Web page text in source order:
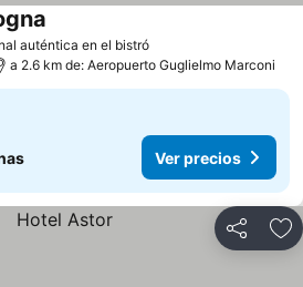
auténtica en el bistróVer precios
a 2.6 km de: Aeropuerto Guglielmo Marconi
Ver precios
Compartir